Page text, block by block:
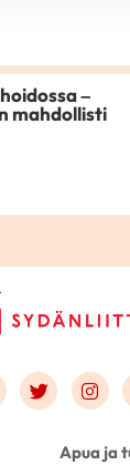
–
mahdollisti
to facebook
Link to
Apua ja